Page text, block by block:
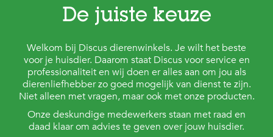
De juiste keuze
Welkom bij Discus dierenwinkels. Je wilt het beste
voor je huisdier. Daarom staat Discus voor service en
professionaliteit en wij doen er alles aan om jou als
dierenliefhebber zo goed mogelijk van dienst te zijn.
Niet alleen met vragen, maar ook met onze producten.
Onze deskundige medewerkers staan met raad en
daad klaar om advies te geven over jouw huisdier.